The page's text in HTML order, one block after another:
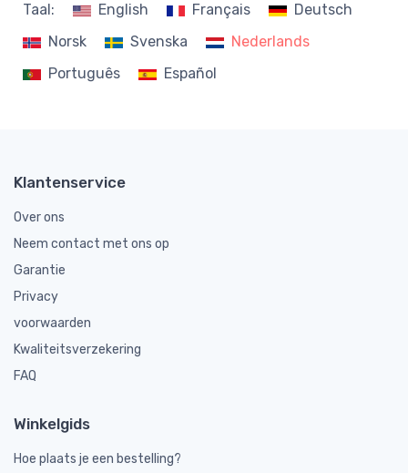
Taal: English Français
Deutsch
Norsk
Svenska
Nederlands
Português
Español
Klantenservice
Over ons
Neem contact met ons op
Garantie
Privacy
voorwaarden
Kwaliteitsverzekering
FAQ
Winkelgids
Hoe plaats je een bestelling?